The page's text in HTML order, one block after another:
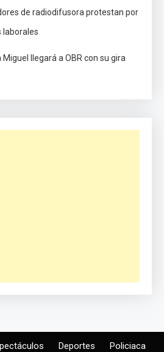
de radiodifusora protestan por
laborales
llegará a OBR con su gira
Deportes Policiaca